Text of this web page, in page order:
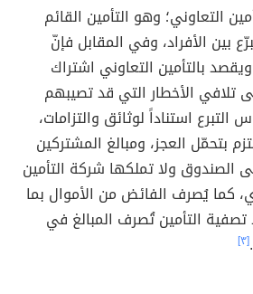
التعاوني؛ وهو التأمين القائم
بين الأفراد، وفي المقابل فإنّ
بالتأمين التعاوني اشتراك
تلافي الأخطار التي قد تصيبهم
استناداً لوثائق والتزامات،
بتحمّل العجز، ومبالغ المشتركين
الصندوق ولا تملكها شركة التأمين
كما يُصرف الفائض من الأموال بما
التأمين تُصرف المبالغ في
[٣]